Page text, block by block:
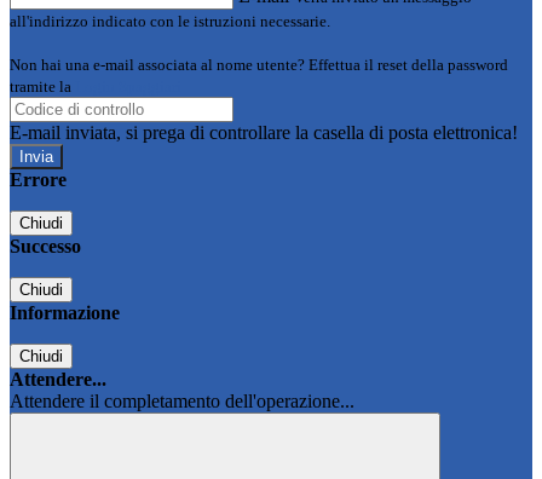
all'indirizzo indicato con le istruzioni necessarie.
Non hai una e-mail associata al nome utente? Effettua il reset della password
tramite la
E-mail inviata, si prega di controllare la casella di posta elettronica!
Errore
Chiudi
Successo
Chiudi
Informazione
Chiudi
Attendere...
Attendere il completamento dell'operazione...